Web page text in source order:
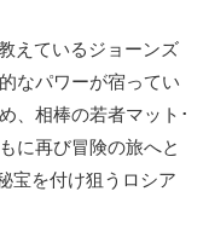
えているジョーンズ
なパワーが宿ってい
、相棒の若者マット･
に再び冒険の旅へと
宝を付け狙うロシア